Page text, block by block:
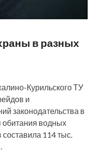
в разных
Курильского ТУ
и
законодательства в
обитания водных
114 тыс.